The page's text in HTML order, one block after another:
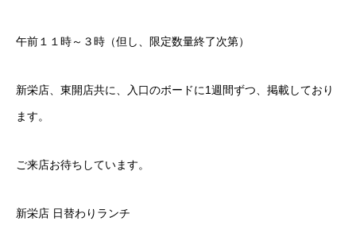
午前１１時～３時（但し、限定数量終了次第）
新栄店、東開店共に、入口のボードに1週間ずつ、掲載しており
ます。
ご来店お待ちしています。
新栄店 日替わりランチ